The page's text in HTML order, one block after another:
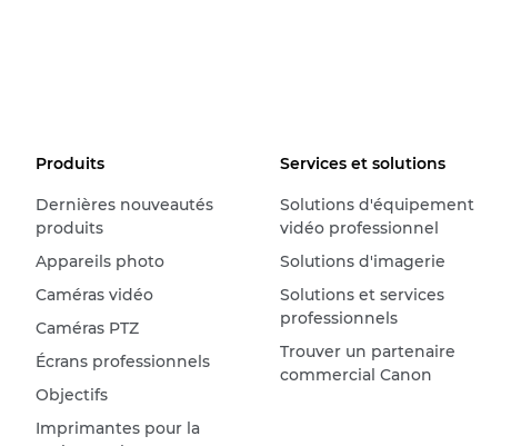
Produits
Dernières nouveautés
produits
Appareils photo
Caméras vidéo
Caméras PTZ
Écrans professionnels
Objectifs
Imprimantes pour la
Services et solutions
Solutions d'équipement
vidéo professionnel
Solutions d'imagerie
Solutions et services
professionnels
Trouver un partenaire
commercial Canon